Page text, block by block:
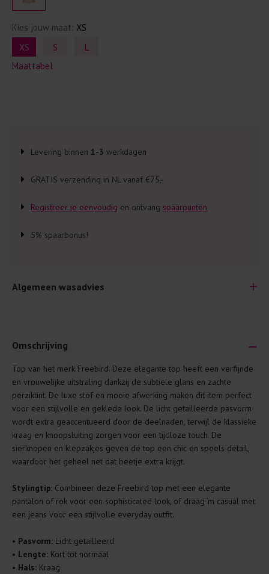
Kies jouw maat: XS
XS
S
L
Maattabel
Levering binnen 1-3 werkdagen
GRATIS verzending in NL vanaf €75,-
Registreer je eenvoudig en ontvang spaarpunten
5% spaarbonus!
Algemeen wasadvies
Je wilt natuurlijk lang plezier hebben van je nieuwe kleding.
Daarom geven wij een aantal algemene was-tips:
Lees altijd eerst even het was-etiket.
Was kleding binnenste buiten. Dat beschermt de
buitenkant.
Wees zuinig met wasmiddel. Per kledingstuk is een drupje
Was zo koud mogelijk. Op 20 of 30 graden wassen is vaak
al prima.
kreuken/wrijving.
Gebruik een waszakje voor poreuze materialen en/of
Omschrijving
Top van het merk Freebird. Deze elegante top heeft een verfijnde
en vrouwelijke uitstraling dankzij de subtiele glans en zachte
perziktint. De luxe stof en mooie afwerking maken dit item perfect
voor een stijlvolle en geklede look. De licht getailleerde pasvorm
wordt extra geaccentueerd door de deelnaden, terwijl de klassieke
kraag en knoopsluiting zorgen voor een tijdloze touch. De
sierknopen en klepzakjes geven de top een chic en speels detail,
waardoor het geheel net dat beetje extra krijgt.
Stylingtip: Combineer deze Freebird top met een elegante
pantalon of rok voor een sophisticated look, of draag ‘m casual met
een jeans voor een stijlvolle everyday outfit.
• Pasvorm: Licht getailleerd
• Lengte: Kort tot normaal
• Hals: Kraag